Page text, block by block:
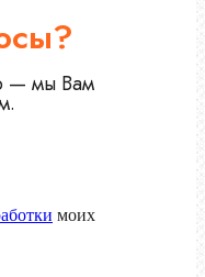
— мы Вам
моих